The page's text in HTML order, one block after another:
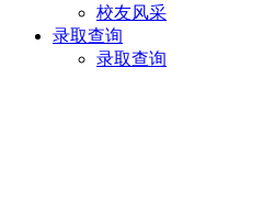
校友风采
录取查询
录取查询